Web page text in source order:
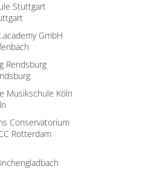
Stuttgart
GmbH
Rendsburg
Musikschule Köln
Conservatorium
Rotterdam